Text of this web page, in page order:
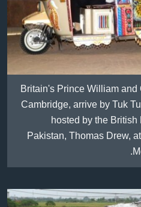
Britain's Prince William
Cambridge, arrive by Tuk
hosted by the
Pakistan, Thomas Drew,